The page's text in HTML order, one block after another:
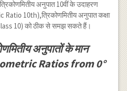
^2
अनुपात 10वीं के उदाहरण
10th),त्रिकोणमितीय अनुपात कक्षा
10) को ठीक से समझ सकते हैं।
अनुपातों के मान
Ratios from 0°